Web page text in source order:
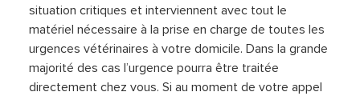
situation critiques et interviennent avec tout le
matériel nécessaire à la prise en charge de toutes les
urgences vétérinaires à votre domicile. Dans la grande
majorité des cas l’urgence pourra être traitée
directement chez vous. Si au moment de votre appel